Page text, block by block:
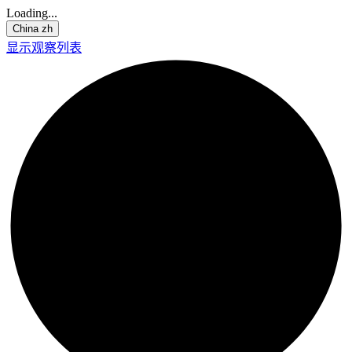
Loading...
China zh
显示观察列表